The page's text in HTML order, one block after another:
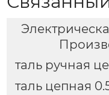
таль ручная
таль цепная